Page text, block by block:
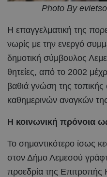
Photo By
Η επαγγελματική της
νωρίς με την ενεργό
δημοτική σύμβουλος
θητείες, από το 2002
βαθιά γνώση της τοπικής
καθημερινών αναγκών
Η κοινωνική πρόνοια
Το σημαντικότερο ίσως
στον Δήμο Λεμεσού
προεδρία της Επιτροπής